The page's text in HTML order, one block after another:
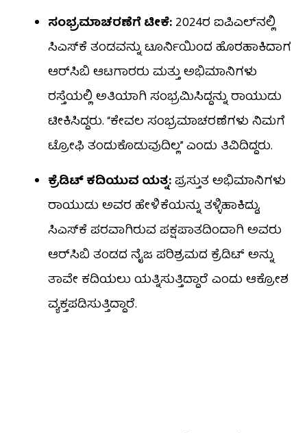
ಸಂಭ್ರಮಾಚರಣೆಗೆ ಟೀಕೆ:2024ರ ಐಪಿಎಲ್‌ನಲ್ಲಿ
ಸಿಎಸ್‌ಕೆ ತಂಡವನ್ನು ಟೂರ್ನಿಯಿಂದ ಹೊರಹಾಕಿದಾಗ
ಆರ್‌ಸಿಬಿ ಆಟಗಾರರು ಮತ್ತು ಅಭಿಮಾನಿಗಳು
ರಸ್ತೆಯಲ್ಲಿ ಅತಿಯಾಗಿ ಸಂಭ್ರಮಿಸಿದ್ದನ್ನು ರಾಯುಡು
ಟೀಕಿಸಿದ್ದರು. “ಕೇವಲ ಸಂಭ್ರಮಾಚರಣೆಗಳು ನಿಮಗೆ
ಟ್ರೋಫಿ ತಂದುಕೊಡುವುದಿಲ್ಲ” ಎಂದು ತಿವಿದಿದ್ದರು.
ಕ್ರೆಡಿಟ್ ಕದಿಯುವ ಯತ್ನ:ಪ್ರಸ್ತುತ ಅಭಿಮಾನಿಗಳು
ರಾಯುಡು ಅವರ ಹೇಳಿಕೆಯನ್ನು ತಳ್ಳಿಹಾಕಿದ್ದು,
ಸಿಎಸ್‌ಕೆ ಪರವಾಗಿರುವ ಪಕ್ಷಪಾತದಿಂದಾಗಿ ಅವರು
ಆರ್‌ಸಿಬಿ ತಂಡದ ನೈಜ ಪರಿಶ್ರಮದ ಕ್ರೆಡಿಟ್ ಅನ್ನು
ತಾವೇ ಕದಿಯಲು ಯತ್ನಿಸುತ್ತಿದ್ದಾರೆ ಎಂದು ಆಕ್ರೋಶ
ವ್ಯಕ್ತಪಡಿಸುತ್ತಿದ್ದಾರೆ.